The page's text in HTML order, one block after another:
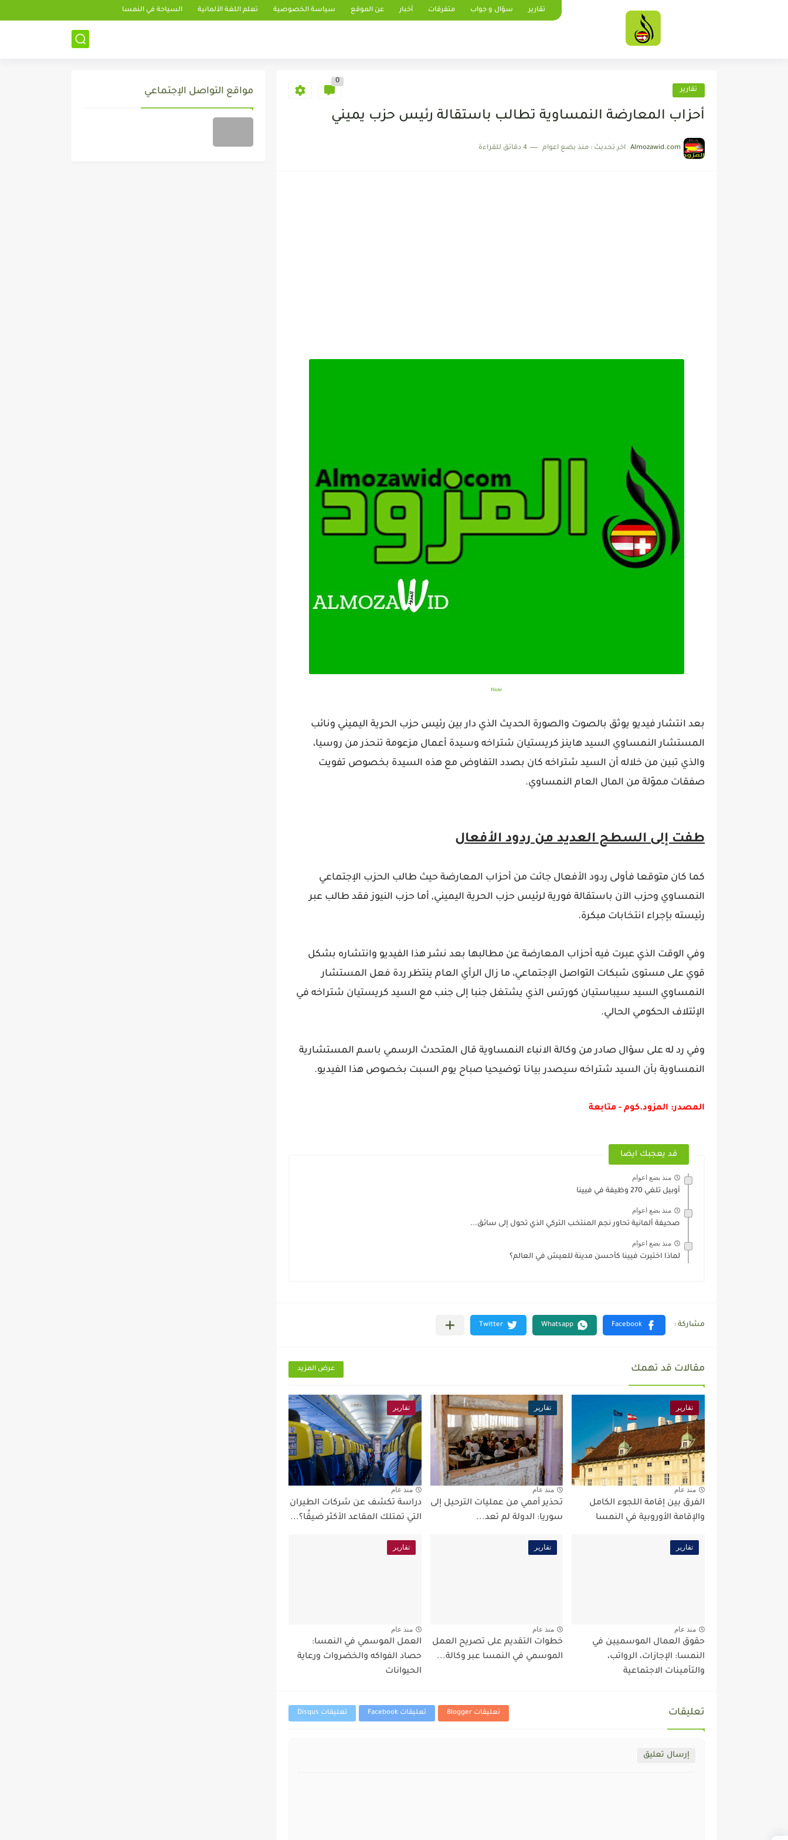
تقارير سؤال و جواب متفرقات أخبار عن الموقع سياسة الخصوصية تعلم اللغة الألمانية السياحة في النمسا
تقارير
0
أحزاب المعارضة النمساوية تطالب باستقالة رئيس حزب يميني
Almozawid.com اخر تحديث : منذ بضع اعوام 4 دقائق للقراءة
flickr
بعد انتشار فيديو يوثق بالصوت والصورة الحديث الذي دار بين رئيس حزب الحرية اليميني ونائب
المستشار النمساوي السيد هاينز كريستيان شتراخه وسيدة أعمال مزعومة تنحذر من روسيا،
والذي تبين من خلاله أن السيد شتراخه كان بصدد التفاوض مع هذه السيدة بخصوص تفويت
صفقات مموّلة من المال العام النمساوي.
طفت إلى السطح العديد من ردود الأفعال
كما كان متوقعا فأولى ردود الأفعال جائت من أحزاب المعارضة حيث طالب الحزب الإجتماعي
النمساوي وحزب الآن باستقالة فورية لرئيس حزب الحرية اليميني, أما حزب النيوز فقد طالب عبر
رئيسته بإجراء انتخابات مبكرة.
وفي الوقت الذي عبرت فيه أحزاب المعارضة عن مطالبها بعد نشر هذا الفيديو وانتشاره بشكل
قوي على مستوى شبكات التواصل الإجتماعي، ما زال الرأي العام ينتظر ردة فعل المستشار
النمساوي السيد سيباستيان كورتس الذي يشتغل جنبا إلى جنب مع السيد كريستيان شتراخه في
الإئتلاف الحكومي الحالي.
وفي رد له على سؤال صادر من وكالة الانباء النمساوية قال المتحدث الرسمي باسم المستشارية
النمساوية بأن السيد شتراخه سيصدر بيانا توضيحيا صباح يوم السبت بخصوص هذا الفيديو.
المصدر: المزود.كوم - متابعة
قد يعجبك ايضا
منذ بضع اعوام
أوبيل تلغي 270 وظيفة في فيينا
منذ بضع اعوام
صحيفة ألمانية تحاور نجم المنتخب التركي الذي تحول إلى سائق...
منذ بضع اعوام
لماذا اختيرت فيينا كأحسن مدينة للعيش في العالم؟
مقالات قد تهمك عرض المزيد
تقارير
منذ عام
الفرق بين إقامة اللجوء الكامل
والإقامة الأوروبية في النمسا
تقارير
منذ عام
تحذير أممي من عمليات الترحيل إلى
سوريا: الدولة لم تعد...
تقارير
منذ عام
دراسة تكشف عن شركات الطيران
التي تمتلك المقاعد الأكثر ضيقًا؟...
تقارير
منذ عام
حقوق العمال الموسميين في
النمسا: الإجازات، الرواتب،
والتأمينات الاجتماعية
تقارير
منذ عام
خطوات التقديم على تصريح العمل
الموسمي في النمسا عبر وكالة...
تقارير
منذ عام
العمل الموسمي في النمسا:
حصاد الفواكه والخضروات ورعاية
الحيوانات
تعليقات تعليقات Blogger تعليقات Facebook تعليقات Disqus
إرسال تعليق
مواقع التواصل الإجتماعي